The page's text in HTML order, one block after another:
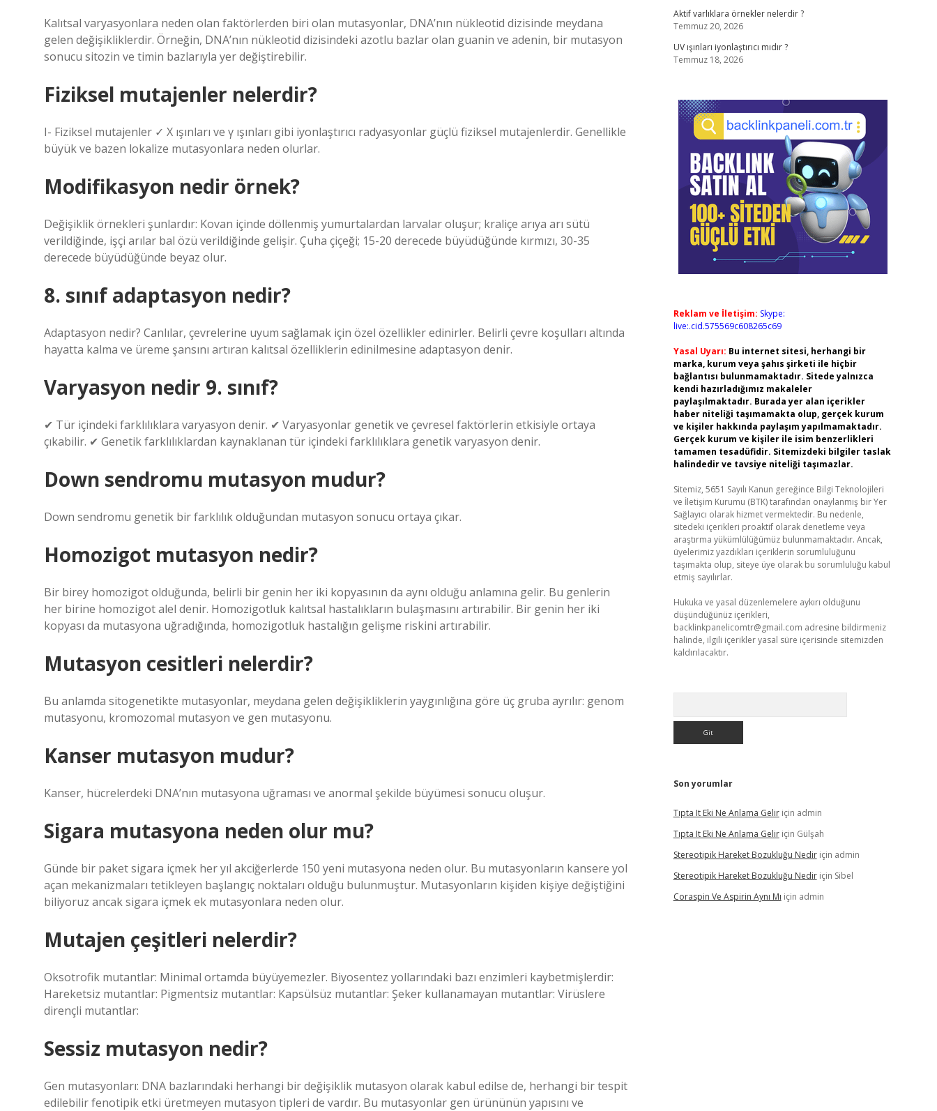
Kalıtsal varyasyonlara neden olan faktörlerden biri olan mutasyonlar, DNA’nın nükleotid dizisinde meydana
gelen değişikliklerdir. Örneğin, DNA’nın nükleotid dizisindeki azotlu bazlar olan guanin ve adenin, bir mutasyon
sonucu sitozin ve timin bazlarıyla yer değiştirebilir.
Fiziksel mutajenler nelerdir?
I- Fiziksel mutajenler ✓ X ışınları ve γ ışınları gibi iyonlaştırıcı radyasyonlar güçlü fiziksel mutajenlerdir. Genellikle
büyük ve bazen lokalize mutasyonlara neden olurlar.
Modifikasyon nedir örnek?
Değişiklik örnekleri şunlardır: Kovan içinde döllenmiş yumurtalardan larvalar oluşur; kraliçe arıya arı sütü
verildiğinde, işçi arılar bal özü verildiğinde gelişir. Çuha çiçeği; 15-20 derecede büyüdüğünde kırmızı, 30-35
derecede büyüdüğünde beyaz olur.
8. sınıf adaptasyon nedir?
Adaptasyon nedir? Canlılar, çevrelerine uyum sağlamak için özel özellikler edinirler. Belirli çevre koşulları altında
hayatta kalma ve üreme şansını artıran kalıtsal özelliklerin edinilmesine adaptasyon denir.
Varyasyon nedir 9. sınıf?
✔ Tür içindeki farklılıklara varyasyon denir. ✔ Varyasyonlar genetik ve çevresel faktörlerin etkisiyle ortaya
çıkabilir. ✔ Genetik farklılıklardan kaynaklanan tür içindeki farklılıklara genetik varyasyon denir.
Down sendromu mutasyon mudur?
Down sendromu genetik bir farklılık olduğundan mutasyon sonucu ortaya çıkar.
Homozigot mutasyon nedir?
Bir birey homozigot olduğunda, belirli bir genin her iki kopyasının da aynı olduğu anlamına gelir. Bu genlerin
her birine homozigot alel denir. Homozigotluk kalıtsal hastalıkların bulaşmasını artırabilir. Bir genin her iki
kopyası da mutasyona uğradığında, homozigotluk hastalığın gelişme riskini artırabilir.
Mutasyon cesitleri nelerdir?
Bu anlamda sitogenetikte mutasyonlar, meydana gelen değişikliklerin yaygınlığına göre üç gruba ayrılır: genom
mutasyonu, kromozomal mutasyon ve gen mutasyonu.
Kanser mutasyon mudur?
Kanser, hücrelerdeki DNA’nın mutasyona uğraması ve anormal şekilde büyümesi sonucu oluşur.
Sigara mutasyona neden olur mu?
Günde bir paket sigara içmek her yıl akciğerlerde 150 yeni mutasyona neden olur. Bu mutasyonların kansere yol
açan mekanizmaları tetikleyen başlangıç ​​noktaları olduğu bulunmuştur. Mutasyonların kişiden kişiye değiştiğini
biliyoruz ancak sigara içmek ek mutasyonlara neden olur.
Mutajen çeşitleri nelerdir?
Oksotrofik mutantlar: Minimal ortamda büyüyemezler. Biyosentez yollarındaki bazı enzimleri kaybetmişlerdir:
Hareketsiz mutantlar: Pigmentsiz mutantlar: Kapsülsüz mutantlar: Şeker kullanamayan mutantlar: Virüslere
dirençli mutantlar:
Sessiz mutasyon nedir?
Gen mutasyonları: DNA bazlarındaki herhangi bir değişiklik mutasyon olarak kabul edilse de, herhangi bir tespit
edilebilir fenotipik etki üretmeyen mutasyon tipleri de vardır. Bu mutasyonlar gen ürününün yapısını ve
Aktif varlıklara örnekler nelerdir ?
Temmuz 20, 2026
UV ışınları iyonlaştırıcı mıdır ?
Temmuz 18, 2026
Reklam ve İletişim: Skype:
live:.cid.575569c608265c69
Yasal Uyarı: Bu internet sitesi, herhangi bir
marka, kurum veya şahıs şirketi ile hiçbir
bağlantısı bulunmamaktadır. Sitede yalnızca
kendi hazırladığımız makaleler
paylaşılmaktadır. Burada yer alan içerikler
haber niteliği taşımamakta olup, gerçek kurum
ve kişiler hakkında paylaşım yapılmamaktadır.
Gerçek kurum ve kişiler ile isim benzerlikleri
tamamen tesadüfidir. Sitemizdeki bilgiler taslak
halindedir ve tavsiye niteliği taşımazlar.
Sitemiz, 5651 Sayılı Kanun gereğince Bilgi Teknolojileri
ve İletişim Kurumu (BTK) tarafından onaylanmış bir Yer
Sağlayıcı olarak hizmet vermektedir. Bu nedenle,
sitedeki içerikleri proaktif olarak denetleme veya
araştırma yükümlülüğümüz bulunmamaktadır. Ancak,
üyelerimiz yazdıkları içeriklerin sorumluluğunu
taşımakta olup, siteye üye olarak bu sorumluluğu kabul
etmiş sayılırlar.
Hukuka ve yasal düzenlemelere aykırı olduğunu
düşündüğünüz içerikleri,
backlinkpanelicomtr@gmail.com adresine bildirmeniz
halinde, ilgili içerikler yasal süre içerisinde sitemizden
kaldırılacaktır.
Son yorumlar
Tıpta It Eki Ne Anlama Geliriçin admin
Tıpta It Eki Ne Anlama Geliriçin Gülşah
Stereotipik Hareket Bozukluğu Nediriçin admin
Stereotipik Hareket Bozukluğu Nediriçin Sibel
Coraspin Ve Aspirin Aynı Mı için admin